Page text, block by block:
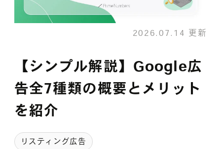
会社情報
採用情報
各種ご相談
セミナー申し込み
2026.07.14 更新
【シンプル解説】Google広
告全7種類の概要とメリット
を紹介
リスティング広告